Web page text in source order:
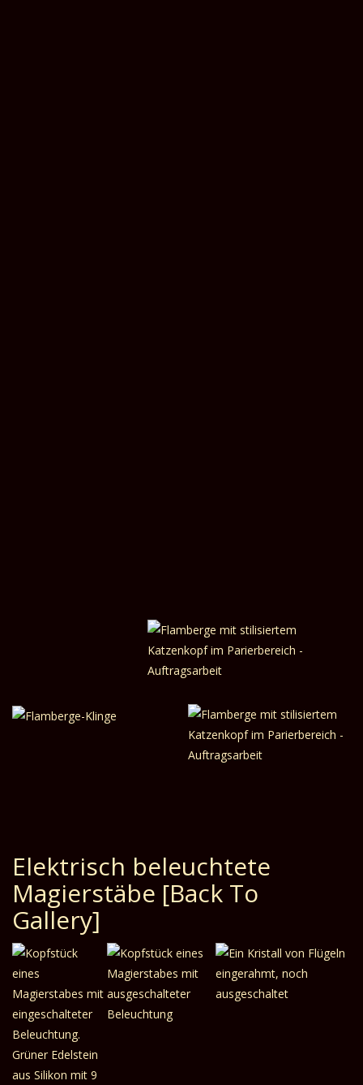
Elektrisch beleuchtete
Magierstäbe [Back To
Gallery]